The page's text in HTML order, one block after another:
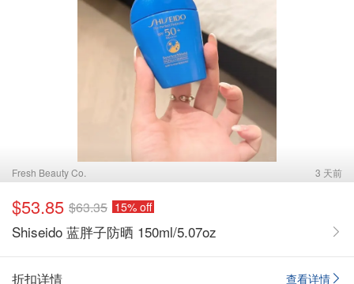
Fresh Beauty Co. 3 天前
$53.85 $63.35 15% off
Shiseido 蓝胖子防晒 150ml/5.07oz
查看详情
折扣详情